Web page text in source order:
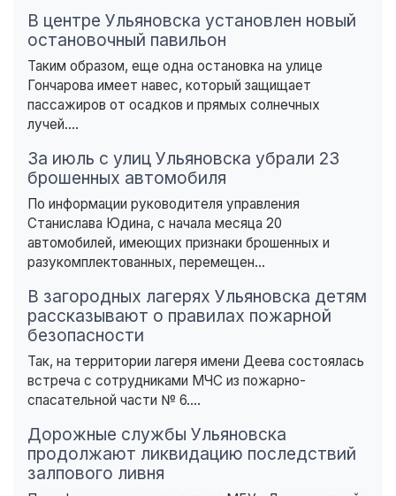
В центре Ульяновска установлен новый
остановочный павильон
Таким образом, еще одна остановка на улице
Гончарова имеет навес, который защищает
пассажиров от осадков и прямых солнечных
лучей....
За июль с улиц Ульяновска убрали 23
брошенных автомобиля
По информации руководителя управления
Станислава Юдина, с начала месяца 20
автомобилей, имеющих признаки брошенных и
разукомплектованных, перемещен...
В загородных лагерях Ульяновска детям
рассказывают о правилах пожарной
безопасности
Так, на территории лагеря имени Деева состоялась
встреча с сотрудниками МЧС из пожарно-
спасательной части № 6....
Дорожные службы Ульяновска
продолжают ликвидацию последствий
залпового ливня